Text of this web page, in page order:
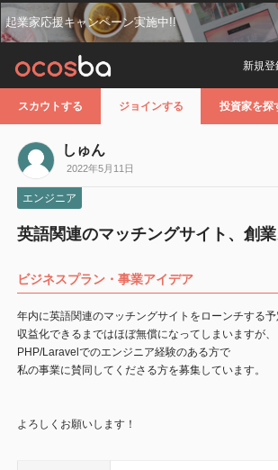
起業家応援キャンペーン実施中!!
新規登
スカウトする ジョインする 投資家を探
しゅん
2022年5月11日
エンジニア
英語関連のマッチングサイト、創
ビジネスプラン・事業アイデア
年内に英語関連のマッチングサイトをローンチする予
収益化できるまではほぼ無償になってしまいますが、
PHP/Laravelでのエンジニア経験のある方で
私の事業に賛同してくださる方を募集しています。
よろしくお願いします！